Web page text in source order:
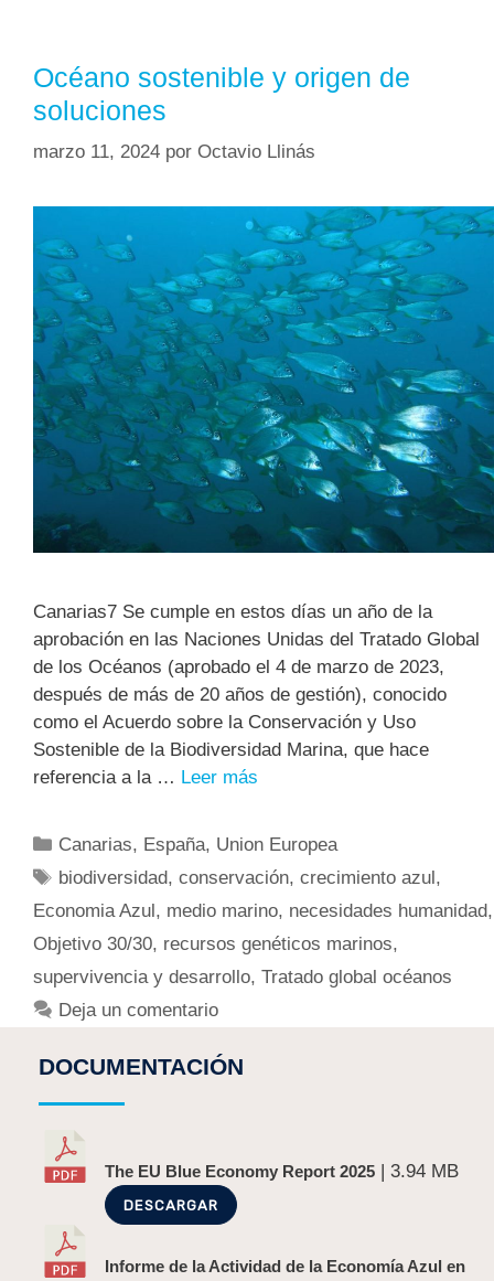
Océano sostenible y origen de
soluciones
marzo 11, 2024 por Octavio Llinás
Canarias7 Se cumple en estos días un año de la
aprobación en las Naciones Unidas del Tratado Global
de los Océanos (aprobado el 4 de marzo de 2023,
después de más de 20 años de gestión), conocido
como el Acuerdo sobre la Conservación y Uso
Sostenible de la Biodiversidad Marina, que hace
referencia a la … Leer más
Canarias, España, Union Europea
biodiversidad,conservación,crecimiento azul,
Economia Azul, medio marino, necesidades humanidad,
Objetivo 30/30, recursos genéticos marinos,
supervivencia y desarrollo, Tratado global océanos
Deja un comentario
DOCUMENTACIÓN
The EU Blue Economy Report 2025 | 3.94 MB
DESCARGAR
Informe de la Actividad de la Economía Azul en